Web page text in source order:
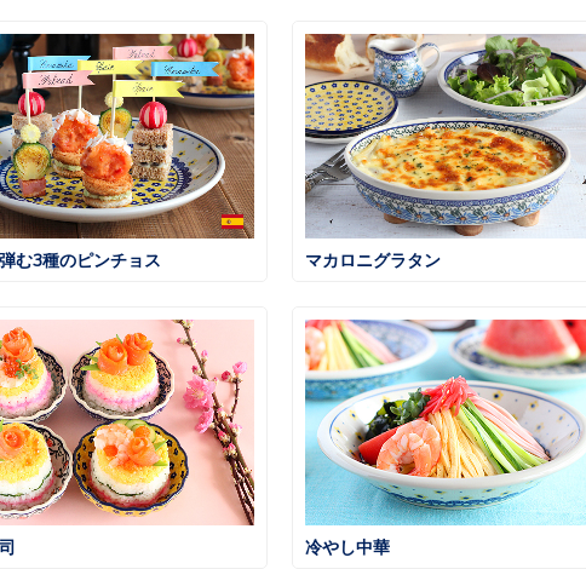
む3種のピンチョス マカロニグラタン
冷やし中華